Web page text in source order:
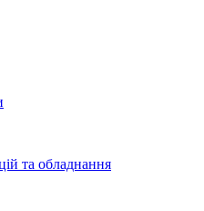
та обладнання